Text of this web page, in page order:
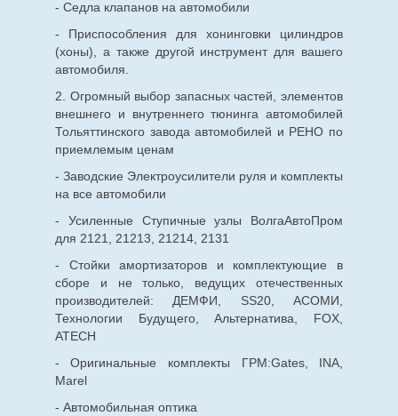
- Седла клапанов на автомобили
- Приспособления для хонинговки цилиндров
(хоны), а также другой инструмент для вашего
автомобиля.
2. Огромный выбор запасных частей, элементов
внешнего и внутреннего тюнинга автомобилей
Тольяттинского завода автомобилей и РЕНО по
приемлемым ценам
- Заводские Электроусилители руля и комплекты
на все автомобили
- Усиленные Ступичные узлы ВолгаАвтоПром
для 2121, 21213, 21214, 2131
- Стойки амортизаторов и комплектующие в
сборе и не только, ведущих отечественных
производителей: ДЕМФИ, SS20, АСОМИ,
Технологии Будущего, Альтернатива, FOX,
ATECH
- Оригинальные комплекты ГРМ:Gates, INA,
Marel
- Автомобильная оптика